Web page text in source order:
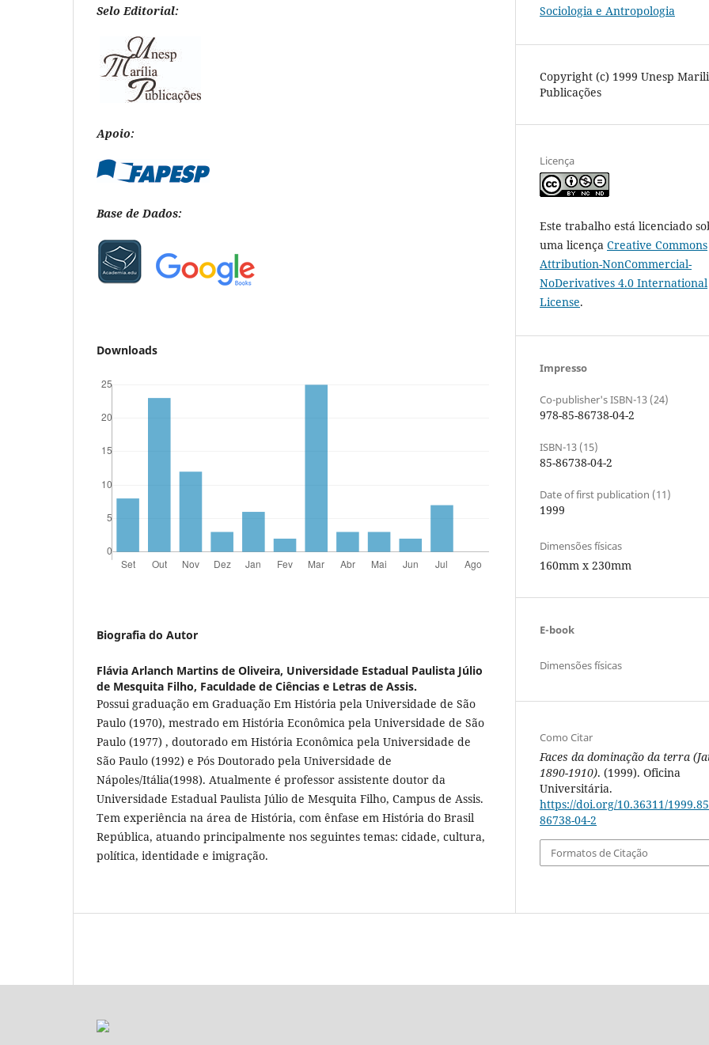
Selo Editorial:
Apoio:
Base de Dados:
Downloads
Biografia do Autor
Flávia Arlanch Martins de Oliveira, Universidade Estadual Paulista Júlio
de Mesquita Filho, Faculdade de Ciências e Letras de Assis.
Possui graduação em Graduação Em História pela Universidade de São
Paulo (1970), mestrado em História Econômica pela Universidade de São
Paulo (1977) , doutorado em História Econômica pela Universidade de
São Paulo (1992) e Pós Doutorado pela Universidade de
Nápoles/Itália(1998). Atualmente é professor assistente doutor da
Universidade Estadual Paulista Júlio de Mesquita Filho, Campus de Assis.
Tem experiência na área de História, com ênfase em História do Brasil
República, atuando principalmente nos seguintes temas: cidade, cultura,
política, identidade e imigração.
Sociologia e Antropologia
Copyright (c) 1999 Unesp
Publicações
Licença
Este trabalho está licenciado
uma licença Creative Commons
Attribution-NonCommercial-
NoDerivatives 4.0 International
License.
Impresso
Co-publisher's ISBN-13 (24)
978-85-86738-04-2
ISBN-13 (15)
85-86738-04-2
Date of first publication (11)
1999
Dimensões físicas
160mm x 230mm
E-book
Dimensões físicas
Como Citar
Faces da dominação da terra
1890-1910). (1999). Oficina
Universitária.
https://doi.org/10.36311/
86738-04-2
Formatos de Citação